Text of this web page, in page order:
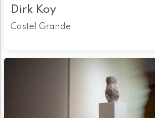
Dirk Koy
Castel Grande